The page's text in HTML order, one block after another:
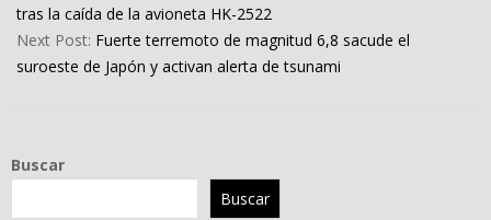
11
tras la caída de la avioneta HK-2522
Next Post: Fuerte terremoto de magnitud 6,8 sacude el
suroeste de Japón y activan alerta de tsunami
Buscar
Buscar